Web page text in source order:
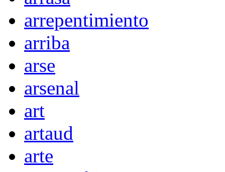
arrepentimiento
arriba
arse
arsenal
art
artaud
arte